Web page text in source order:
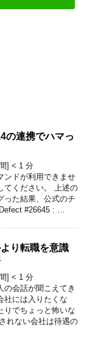
の連携でハマっ
] < 1 分
ンドが利用できませ
てください。 上述の
った結果、公式のチ
#26645 : …
り転職を意識
] < 1 分
の会話が聞こえてき
社には入りたくな
りでちょっと怖いな
れない会社は待遇の